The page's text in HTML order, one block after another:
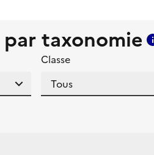
taxonomie
Classe